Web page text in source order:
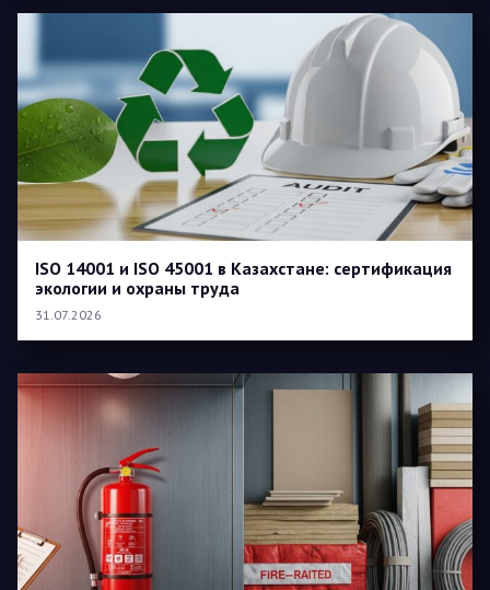
ISO 14001 и ISO 45001 в Казахстане: сертификация
экологии и охраны труда
31.07.2026